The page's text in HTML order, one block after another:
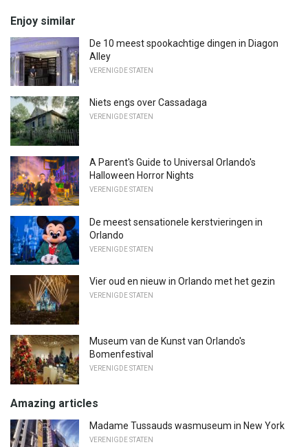
Enjoy similar
De 10 meest spookachtige dingen in Diagon
Alley
VERENIGDE STATEN
Niets engs over Cassadaga
VERENIGDE STATEN
A Parent's Guide to Universal Orlando's
Halloween Horror Nights
VERENIGDE STATEN
De meest sensationele kerstvieringen in
Orlando
VERENIGDE STATEN
Vier oud en nieuw in Orlando met het gezin
VERENIGDE STATEN
Museum van de Kunst van Orlando's
Bomenfestival
VERENIGDE STATEN
Amazing articles
Madame Tussauds wasmuseum in New York
VERENIGDE STATEN